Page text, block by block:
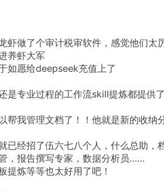
虾做了个审计税审软件，感觉他们太
养虾大军
如愿给deepseek充值上了
是专业过程的工作流skill提炼都提供了
帮我管理文档了！！他就是新的收纳
已经招了伍六七八个人，什么总助，
，报告撰写专家，数据分析员……
提炼等等也太好用了吧！